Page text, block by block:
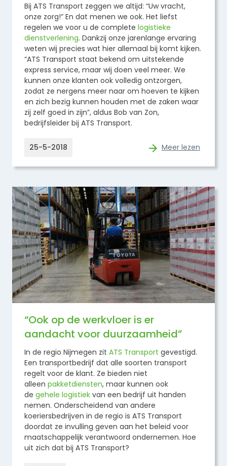
Bij ATS Transport zeggen we altijd: “Uw vracht,
onze zorg!” En dat menen we ook. Het liefst
regelen we voor u de complete logistieke
dienstverlening. Dankzij onze jarenlange ervaring
weten wij precies wat hier allemaal bij komt kijken.
“ATS Transport staat bekend om uitstekende
express service, maar wij doen veel meer. We
kunnen onze klanten ook volledig ontzorgen,
zodat ze nergens meer naar om hoeven te kijken
en zich bezig kunnen houden met de zaken waar
zij zelf goed in zijn”, aldus Bob van Zon,
bedrijfsleider bij ATS Transport.
25-5-2018 Meer lezen
“Ook op de werkvloer is er
aandacht voor duurzaamheid”
In de regio Nijmegen zit ATS Transport gevestigd.
Een transportbedrijf dat alle soorten transport
regelt voor de klant. Ze bieden niet
alleen pakketdiensten, maar kunnen ook
de gehele logistiek van een bedrijf uit handen
nemen. Onderscheidend van andere
koeriersbedrijven in de regio is ATS Transport
doordat ze invulling geven aan het beleid voor
maatschappelijk verantwoord ondernemen. Hoe
uit zich dat bij ATS Transport?